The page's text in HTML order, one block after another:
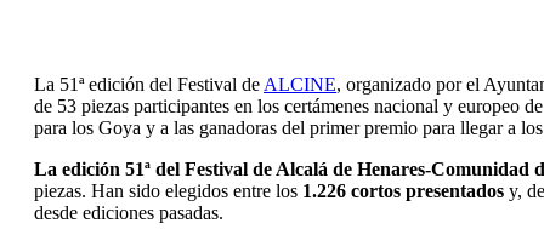
La 51ª edición del Festival de ALCINE, organizado por el
de 53 piezas participantes en los certámenes nacional y europeo
para los Goya y a las ganadoras del primer premio para llegar a
La edición 51ª del Festival de Alcalá de Henares-Comunidad
piezas. Han sido elegidos entre los 1.226 cortos presentados y,
desde ediciones pasadas.